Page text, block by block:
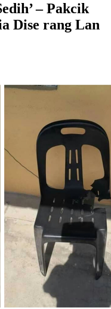
– Pakcik
Dise rang Lan